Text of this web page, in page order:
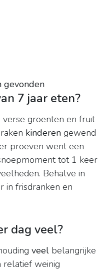
gevonden
7 jaar eten?
groenten en fruit
kinderen gewend
proeven went een
tot 1 keer
Behalve in
in frisdranken en
dag veel?
veel belangrijke
relatief weinig